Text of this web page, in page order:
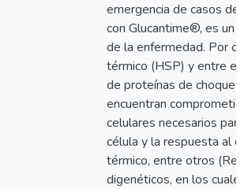
emergencia de casos de
con Glucantime®, es un
de la enfermedad. Por
térmico (HSP) y entre
de proteínas de choque
encuentran
celulares necesarios
célula y la respuesta al
térmico, entre otros
digenéticos, en los